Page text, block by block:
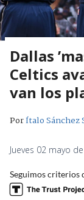
Dallas
Celtics
van los
PorÍtalo Sánchez
Jueves 02 mayo
Seguimos criterios